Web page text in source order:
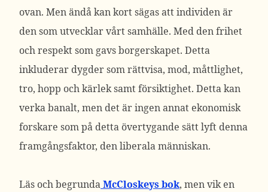
ovan. Men ändå kan kort sägas att individen är
den som utvecklar vårt samhälle. Med den frihet
och respekt som gavs borgerskapet. Detta
inkluderar dygder som rättvisa, mod, måttlighet,
tro, hopp och kärlek samt försiktighet. Detta kan
verka banalt, men det är ingen annat ekonomisk
forskare som på detta övertygande sätt lyft denna
framgångsfaktor, den liberala människan.
Läs och begrundaMcCloskeys bok, men vik en